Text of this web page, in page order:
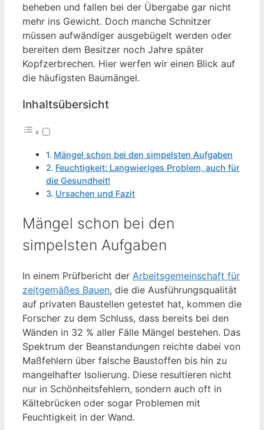
beheben und fallen bei der Übergabe gar nicht
mehr ins Gewicht. Doch manche Schnitzer
müssen aufwändiger ausgebügelt werden oder
bereiten dem Besitzer noch Jahre später
Kopfzerbrechen. Hier werfen wir einen Blick auf
die häufigsten Baumängel.
Inhaltsübersicht
Mängel schon bei den simpelsten Aufgaben
Feuchtigkeit: Langwieriges Problem, auch für
die Gesundheit!
Ursachen und Fazit
Mängel schon bei den
simpelsten Aufgaben
In einem Prüfbericht der Arbeitsgemeinschaft für
zeitgemäßes Bauen, die die Ausführungsqualität
auf privaten Baustellen getestet hat, kommen die
Forscher zu dem Schluss, dass bereits bei den
Wänden in 32 % aller Fälle Mängel bestehen. Das
Spektrum der Beanstandungen reichte dabei von
Maßfehlern über falsche Baustoffen bis hin zu
mangelhafter Isolierung. Diese resultieren nicht
nur in Schönheitsfehlern, sondern auch oft in
Kältebrücken oder sogar Problemen mit
Feuchtigkeit in der Wand.